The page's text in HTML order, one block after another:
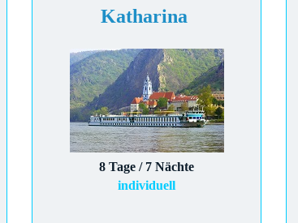
Katharina
8 Tage / 7 Nächte
individuell